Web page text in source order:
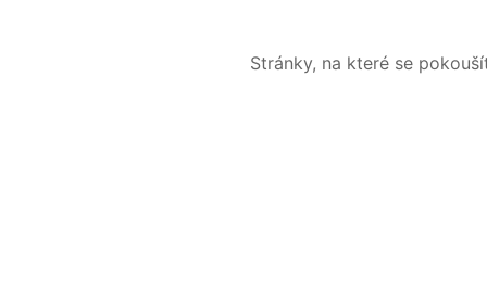
Stránky, na které se